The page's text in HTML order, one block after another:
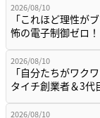
2026/08/10
「これほど理性が
怖の電子制御ゼロ
2026/08/10
「自分たちがワク
タイチ創業者＆3
2026/08/10